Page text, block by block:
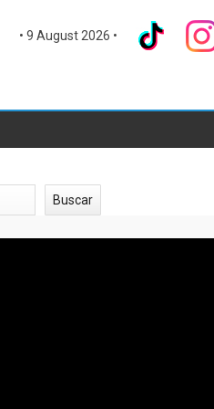
• 9 August 2026 •